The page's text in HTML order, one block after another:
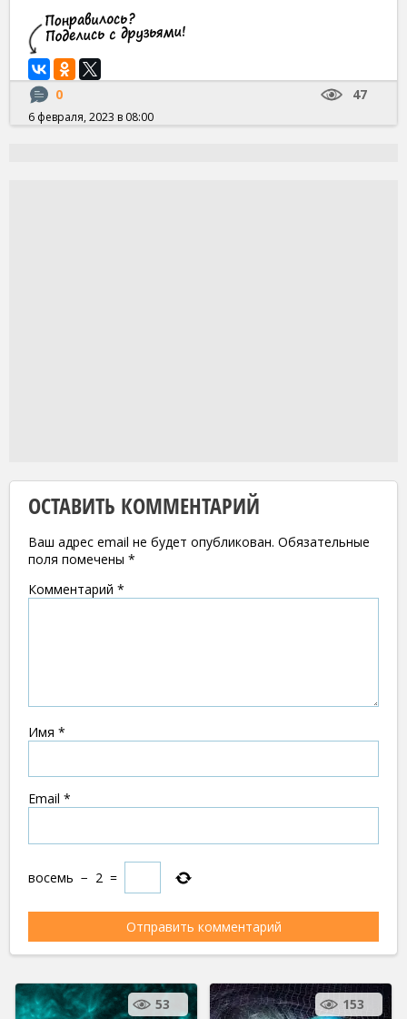
0 47
6 февраля, 2023 в 08:00
ОСТАВИТЬ КОММЕНТАРИЙ
Ваш адрес email не будет опубликован. Обязательные
поля помечены *
Комментарий *
Имя *
Email *
восемь − 2 =
53 153